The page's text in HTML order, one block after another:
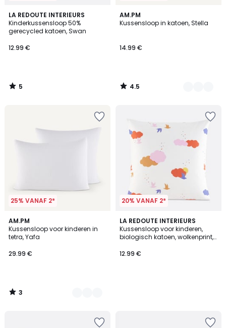
LA REDOUTE INTERIEURS
Kinderkussensloop 50%
gerecycled katoen, Swan
12.99 €
5
/
5
5
/
AM.PM
Kussensloop in katoen, Stella
14.99 €
4.5
/ 5
2
Kleuren
4.5
/
25% VANAF 2*
AM.PM
Kussensloop voor kinderen in
tetra, Yafa
29.99 €
3
/
5
19
Kleuren
3
/
20% VANAF 2*
LA REDOUTE INTERIEURS
Kussensloop voor kinderen,
biologisch katoen, wolkenprint,
12.99 €